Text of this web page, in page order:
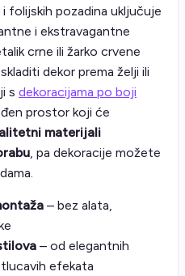
folijskih pozadina uključuje
i ekstravagantne
crne ili žarko crvene
dekor prema želji ili
s dekoracijama po boji
prostor koji će
materijali
, pa dekoracije možete
– bez alata,
– od elegantnih
efekata